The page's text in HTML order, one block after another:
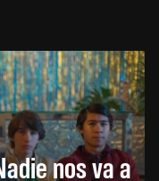
nos va a